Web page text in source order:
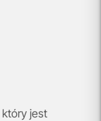
który jest